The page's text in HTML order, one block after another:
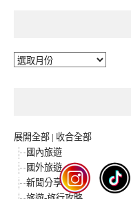
彙
展開全部 | 收合全部
國內旅遊
國外旅遊
新聞分享